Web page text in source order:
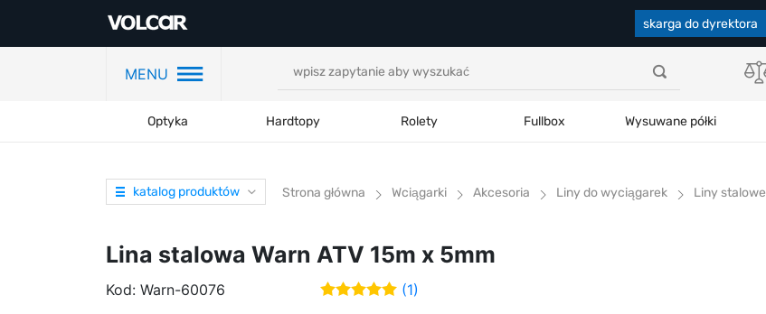
skarga do dyrektora
MENU
Optyka Hardtopy Rolety Fullbox Wysuwane półki
katalog produktów Strona główna Wciągarki Akcesoria Liny do wyciągarek Liny stalowe
Lina stalowa Warn ATV 15m x 5mm
Kod: Warn-60076 (1)